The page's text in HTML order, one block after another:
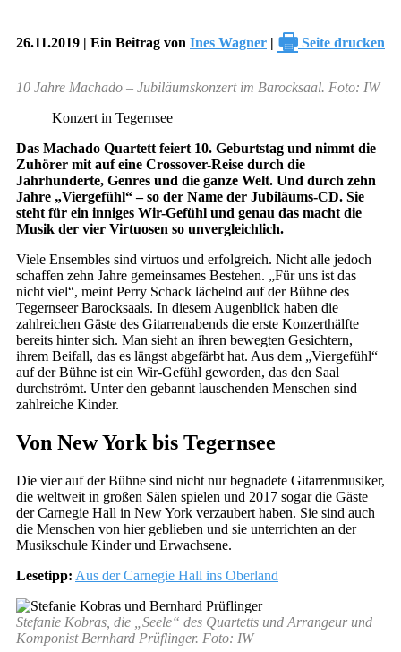
26.11.2019 | Ein Beitrag von Ines Wagner | 🖶 Seite drucken
10 Jahre Machado – Jubiläumskonzert im Barocksaal. Foto: IW
Konzert in Tegernsee
Das Machado Quartett feiert 10. Geburtstag und nimmt die
Zuhörer mit auf eine Crossover-Reise durch die
Jahrhunderte, Genres und die ganze Welt. Und durch zehn
Jahre „Viergefühl“ – so der Name der Jubiläums-CD. Sie
steht für ein inniges Wir-Gefühl und genau das macht die
Musik der vier Virtuosen so unvergleichlich.
Viele Ensembles sind virtuos und erfolgreich. Nicht alle jedoch
schaffen zehn Jahre gemeinsames Bestehen. „Für uns ist das
nicht viel“, meint Perry Schack lächelnd auf der Bühne des
Tegernseer Barocksaals. In diesem Augenblick haben die
zahlreichen Gäste des Gitarrenabends die erste Konzerthälfte
bereits hinter sich. Man sieht an ihren bewegten Gesichtern,
ihrem Beifall, das es längst abgefärbt hat. Aus dem „Viergefühl“
auf der Bühne ist ein Wir-Gefühl geworden, das den Saal
durchströmt. Unter den gebannt lauschenden Menschen sind
zahlreiche Kinder.
Von New York bis Tegernsee
Die vier auf der Bühne sind nicht nur begnadete Gitarrenmusiker,
die weltweit in großen Sälen spielen und 2017 sogar die Gäste
der Carnegie Hall in New York verzaubert haben. Sie sind auch
die Menschen von hier geblieben und sie unterrichten an der
Musikschule Kinder und Erwachsene.
Lesetipp: Aus der Carnegie Hall ins Oberland
Stefanie Kobras, die „Seele“ des Quartetts und Arrangeur und
Komponist Bernhard Prüflinger. Foto: IW